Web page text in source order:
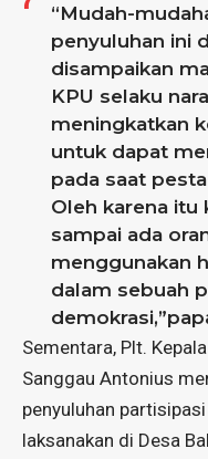
“Mudah-
penyuluhan ini
disampaikan
KPU selaku
meningkatkan
untuk dapat
pada saat
Oleh karena itu
sampai ada
menggunakan
dalam sebuah
Sementara, Plt.
Sanggau Antonius
penyuluhan
laksanakan di Desa